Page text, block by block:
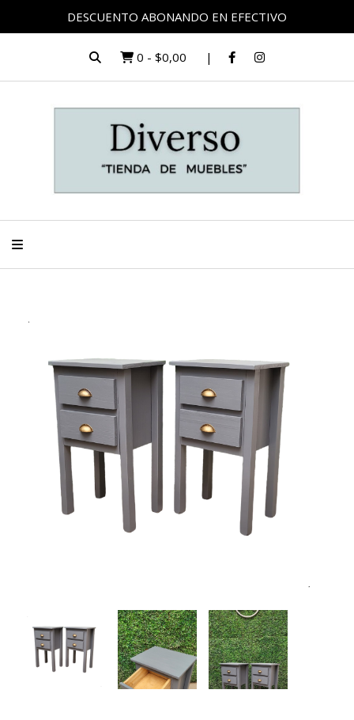
DESCUENTO ABONANDO EN EFECTIVO
0 - $0,00